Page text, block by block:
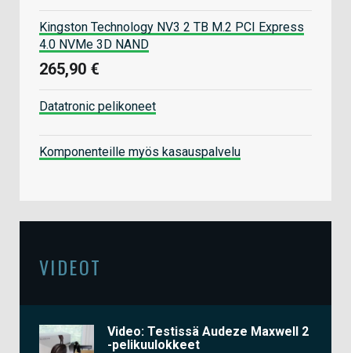
Kingston Technology NV3 2 TB M.2 PCI Express
4.0 NVMe 3D NAND
265,90 €
Datatronic pelikoneet
Komponenteille myös kasauspalvelu
VIDEOT
Video: Testissä Audeze Maxwell 2
-pelikuulokkeet